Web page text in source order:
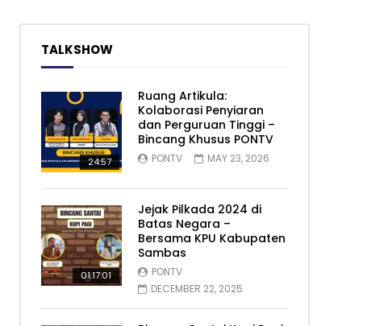
TALKSHOW
24:57
Ruang Artikula:
Kolaborasi Penyiaran
dan Perguruan Tinggi –
Bincang Khusus PONTV
PONTV MAY 23, 2026
01:17:01
Jejak Pilkada 2024 di
Batas Negara –
Bersama KPU Kabupaten
Sambas
PONTV
DECEMBER 22, 2025